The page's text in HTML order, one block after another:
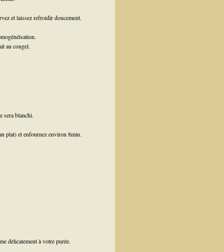
et laissez refroidir doucement.
au congel.
sera blanchi.
plat) et enfournez environ 8min.
délicatement à votre purée.